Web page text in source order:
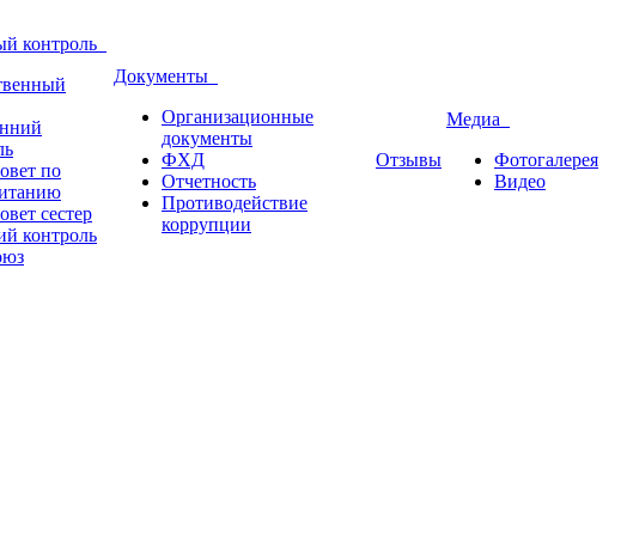
контроль
по
сестер
контроль
Документы
Организационные
документы
ФХД
Отчетность
Противодействие
коррупции
Отзывы
Медиа
Фотогалерея
Видео